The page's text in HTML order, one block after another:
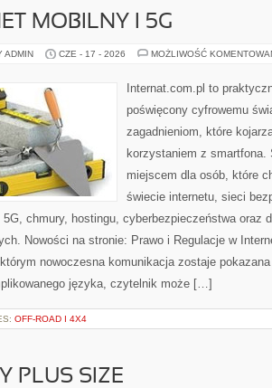
MOBILNY I 5G
ADMIN CZE - 17 - 2026 MOŻLIWOŚĆ
Internat.com.pl to
poświęcony cyfrowemu
zagadnieniom, które
korzystaniem z
miejscem dla osób, które
świecie internetu, sieci
5G, chmury, hostingu, cyberbezpieczeństwa oraz
Nowości na stronie: Prawo i Regulacje w
nowoczesna komunikacja zostaje
języka, czytelnik może […]
OFF-ROAD I 4X4
PLUS SIZE